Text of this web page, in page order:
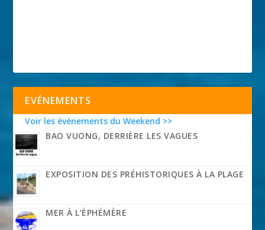
EVÉNEMENTS
Voir les événements du Weekend >>
BAO VUONG, DERRIÈRE LES VAGUES
EXPOSITION DES PRÉHISTORIQUES À LA PLAGE
MER À L’ÉPHÉMÈRE